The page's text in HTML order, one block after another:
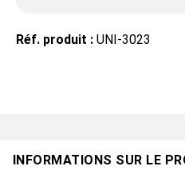
Réf. produit : UNI-3023
INFORMATIONS SUR LE